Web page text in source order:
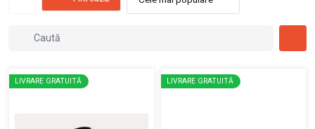
LIVRARE GRATUITĂ LIVRARE GRATUITĂ